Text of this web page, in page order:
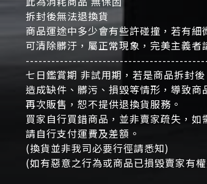
拆封後無法退換貨
商品運途中多少會有些許碰撞，若有細
可清除髒汙，屬正常現象，完美主義者
七日鑑賞期 非試用期，若是商品拆封後
造成缺件、髒污、損毀等情形，導致商
再次販售，恕不提供退換貨服務。
買家自行買錯商品，並非賣家疏失，
請自行支付運費及差額。
(換貨並非我司必要行徑請悉知)
(如有惡意之行為或商品已損毀賣家有